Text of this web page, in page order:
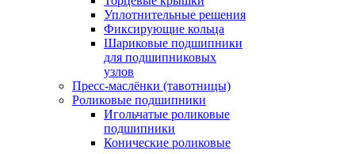
Уплотнительные решения
Фиксирующие кольца
Шариковые подшипники
для подшипниковых
узлов
Пресс-маслёнки (тавотницы)
Роликовые подшипники
Игольчатые роликовые
подшипники
Конические роликовые